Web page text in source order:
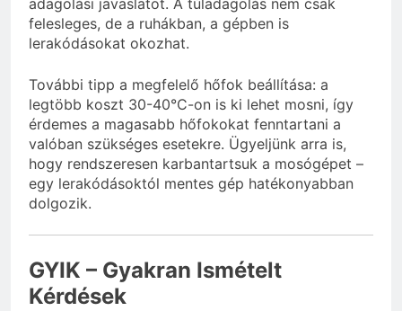
felesleges, de a ruhákban, a gépben is
lerakódásokat okozhat.
További tipp a megfelelő hőfok beállítása: a
legtöbb koszt 30-40°C-on is ki lehet mosni, így
érdemes a magasabb hőfokokat fenntartani a
valóban szükséges esetekre. Ügyeljünk arra is,
hogy rendszeresen karbantartsuk a mosógépet –
egy lerakódásoktól mentes gép hatékonyabban
dolgozik.
GYIK – Gyakran Ismételt
Kérdések